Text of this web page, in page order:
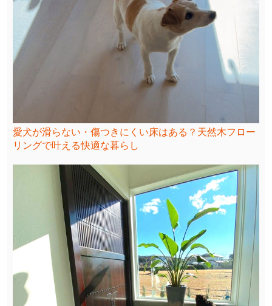
愛犬が滑らない・傷つきにくい床はある？天然木フロー
リングで叶える快適な暮らし